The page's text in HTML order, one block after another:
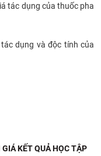
tác dụng của thuốc pha
dụng và độc tính của
KẾT QUẢ HỌC TẬP